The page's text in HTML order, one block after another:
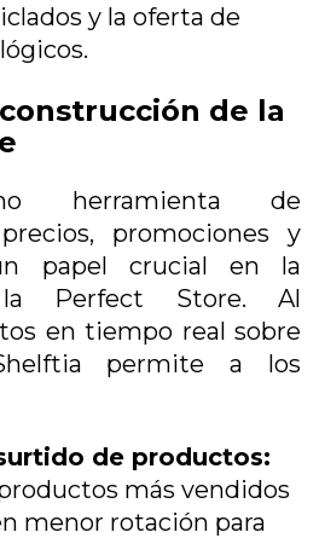
y la oferta de
de la
herramienta de
promociones y
papel crucial en la
Perfect Store. Al
en tiempo real sobre
permite a los
de productos:
más vendidos
menor rotación para